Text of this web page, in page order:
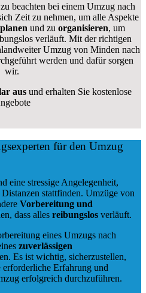
beachten bei einem Umzug nach
Zeit zu nehmen, um alle Aspekte
planen und zu organisieren, um
verläuft. Mit der richtigen
Umzug von Minden nach
werden und dafür sorgen
wir.
aus und erhalten Sie kostenlose
für den Umzug
eine stressige Angelegenheit,
stattfinden. Umzüge von
Vorbereitung und
dass alles reibungslos verläuft.
eines Umzugs nach
zuverlässigen
Es ist wichtig, sicherzustellen,
erforderliche Erfahrung und
erfolgreich durchzuführen.